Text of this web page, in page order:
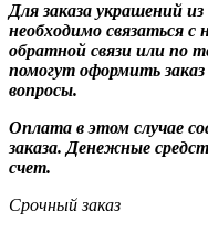
Для заказа украшений из
необходимо связаться
обратной связи или по
помогут оформить
вопросы.
Оплата в этом случае
заказа. Денежные
счет.
Срочный заказ